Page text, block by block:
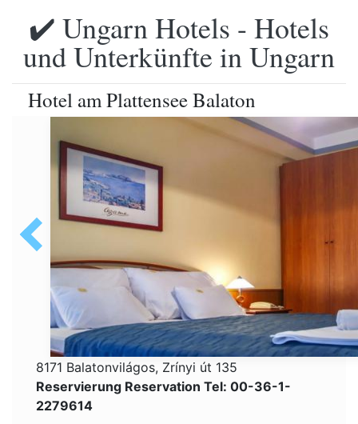
✔️ Ungarn Hotels - Hotels
und Unterkünfte in Ungarn
Hotel am Plattensee Balaton
8171 Balatonvilágos, Zrínyi út 135
Reservierung Reservation Tel: 00-36-1-
2279614